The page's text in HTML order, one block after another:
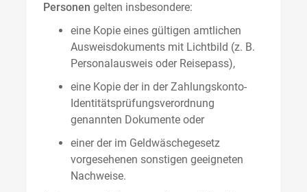
Personen gelten insbesondere:
eine Kopie eines gültigen amtlichen
Ausweisdokuments mit Lichtbild (z. B.
Personalausweis oder Reisepass),
eine Kopie der in der Zahlungskonto-
Identitätsprüfungsverordnung
genannten Dokumente oder
einer der im Geldwäschegesetz
vorgesehenen sonstigen geeigneten
Nachweise.